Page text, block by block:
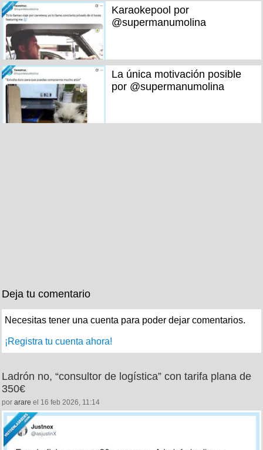
Karaokepool por
@supermanumolina
La única motivación posible
por @supermanumolina
Deja tu comentario
Necesitas tener una cuenta para poder dejar comentarios.
¡Registra tu cuenta ahora!
Ladrón no, “consultor de logística” con tarifa plana de
350€
por arare el 16 feb 2026, 11:14